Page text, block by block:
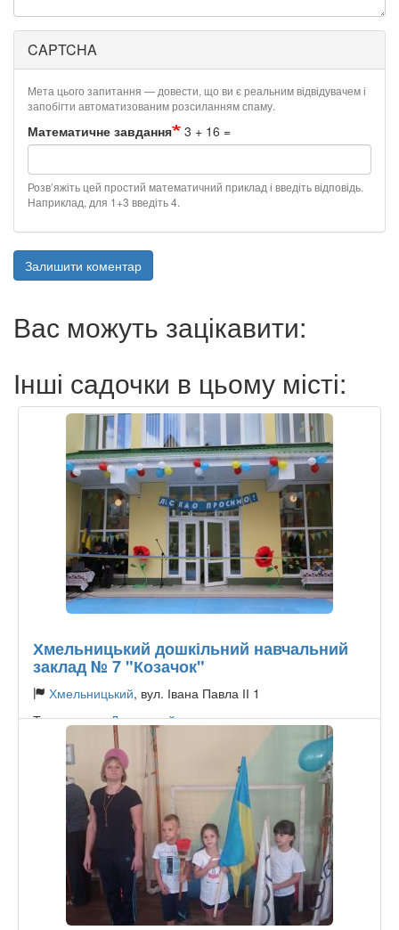
CAPTCHA
Мета цього запитання — довести, що ви є реальним відвідувачем і
запобігти автоматизованим розсиланням спаму.
Математичне завдання 3 + 16 =
Розв’яжіть цей простий математичний приклад і введіть відповідь.
Наприклад, для 1+3 введіть 4.
Залишити коментар
Вас можуть зацікавити:
Інші садочки в цьому місті:
Хмельницький дошкільний навчальний
заклад № 7 "Козачок"
Хмельницький, вул. Івана Павла ІІ 1
Тип садочку:Державний